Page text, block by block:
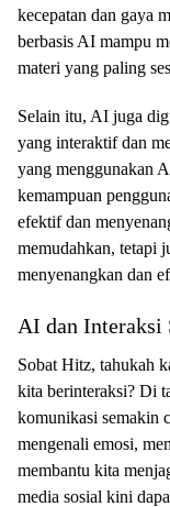
kecepatan dan gaya
berbasis AI mampu
materi yang paling
Selain itu, AI juga
yang interaktif dan
yang menggunakan
kemampuan
efektif dan
memudahkan, tetapi
menyenangkan dan
AI dan Interaksi
Sobat Hitz, tahukah
kita berinteraksi? Di
komunikasi semakin
mengenali emosi,
membantu kita
media sosial kini